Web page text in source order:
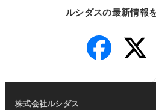
ルシダスの最新情報
Facebook
株式会社ルシダス